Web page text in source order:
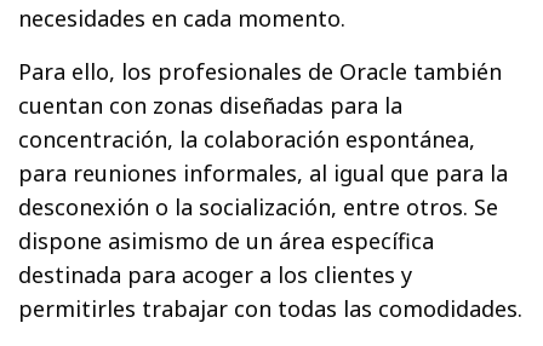
necesidades en cada momento.
Para ello, los profesionales de Oracle también
cuentan con zonas diseñadas para la
concentración, la colaboración espontánea,
para reuniones informales, al igual que para la
desconexión o la socialización, entre otros. Se
dispone asimismo de un área específica
destinada para acoger a los clientes y
permitirles trabajar con todas las comodidades.